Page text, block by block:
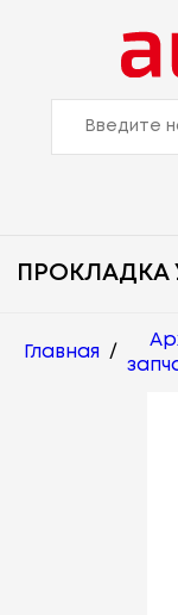
ПРОКЛАДКА
Главная /